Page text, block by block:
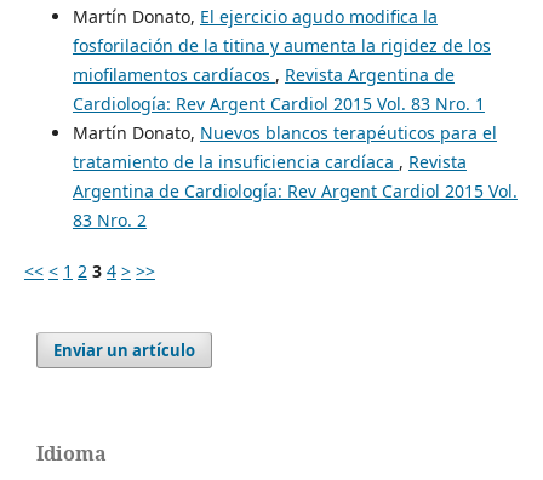
Martín Donato, El ejercicio agudo modifica la
fosforilación de la titina y aumenta la rigidez de los
miofilamentos cardíacos , Revista Argentina de
Cardiología: Rev Argent Cardiol 2015 Vol. 83 Nro. 1
Martín Donato, Nuevos blancos terapéuticos para el
tratamiento de la insuficiencia cardíaca , Revista
Argentina de Cardiología: Rev Argent Cardiol 2015 Vol.
83 Nro. 2
<< < 1 2 3 4 > >>
Enviar un artículo
Idioma